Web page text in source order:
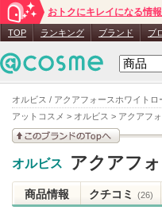
オルビス / アクアフォースホワイトロ
アットコスメ > オルビス > アクアフ
おトクにキレイになる情報
TOP ランキング ブランド ブ
このブランドの情報を
オルビス アクアフ
商品情報 クチコミ (26)